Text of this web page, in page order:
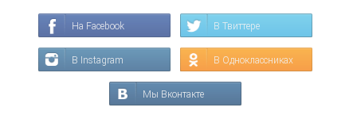
На Facebook В Твиттере
В Instagram В Одноклассниках
Мы Вконтакте